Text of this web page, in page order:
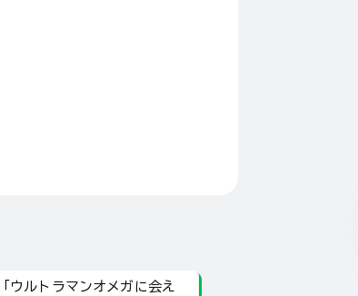
「ウルトラマンオメガに会え